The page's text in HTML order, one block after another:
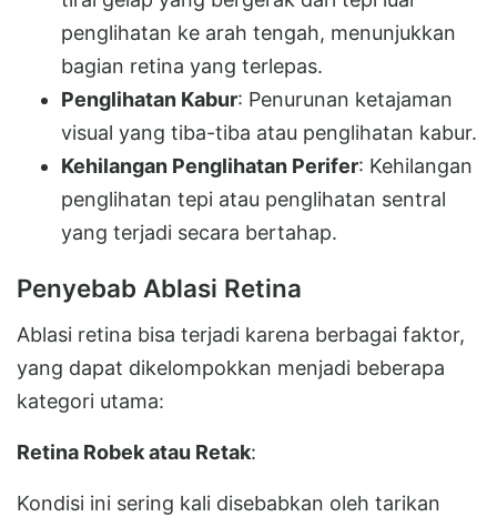
penglihatan ke arah tengah, menunjukkan
bagian retina yang terlepas.
Penglihatan Kabur: Penurunan ketajaman
visual yang tiba-tiba atau penglihatan kabur.
Kehilangan Penglihatan Perifer: Kehilangan
penglihatan tepi atau penglihatan sentral
yang terjadi secara bertahap.
Penyebab Ablasi Retina
Ablasi retina bisa terjadi karena berbagai faktor,
yang dapat dikelompokkan menjadi beberapa
kategori utama:
Retina Robek atau Retak:
Kondisi ini sering kali disebabkan oleh tarikan